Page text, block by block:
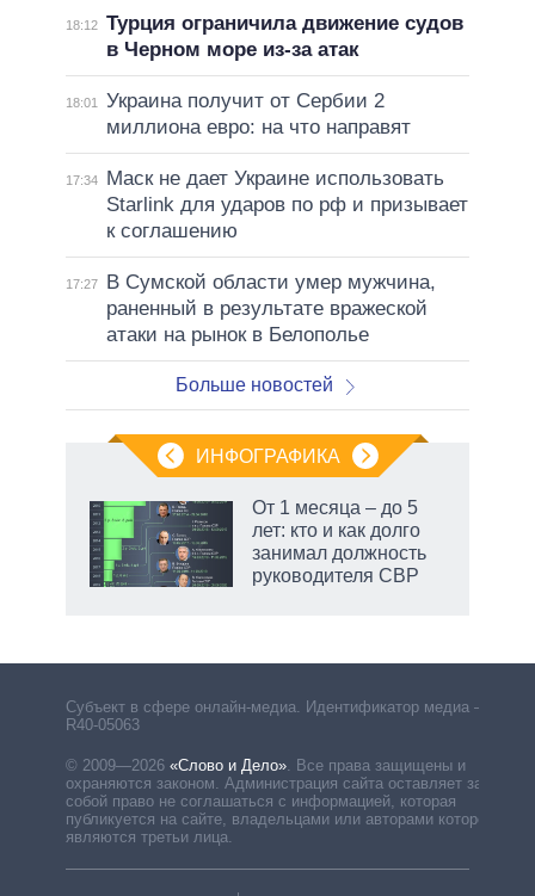
18:12 Турция ограничила движение судов
в Черном море из-за атак
18:01
Украина получит от Сербии 2
миллиона евро: на что направят
17:34
Маск не дает Украине использовать
Starlink для ударов по рф и призывает
к соглашению
17:27
В Сумской области умер мужчина,
раненный в результате вражеской
атаки на рынок в Белополье
Больше новостей
ИНФОГРАФИКА
От 1 месяца – до 5
лет: кто и как долго
занимал должность
руководителя СВР
Субъект в сфере онлайн-медиа. Идентификатор медиа –
R40-05063
© 2009—2026 «Слово и Дело» Все права защищены и
охраняются законом. Администрация сайта оставляет за
собой право не соглашаться с информацией, которая
публикуется на сайте, владельцами или авторами которой
являются третьи лица.